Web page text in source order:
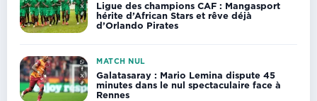
Ligue des champions CAF : Mangasport
hérite d’African Stars et rêve déjà
d’Orlando Pirates
MATCH NUL
Galatasaray : Mario Lemina dispute 45
minutes dans le nul spectaculaire face à
Rennes